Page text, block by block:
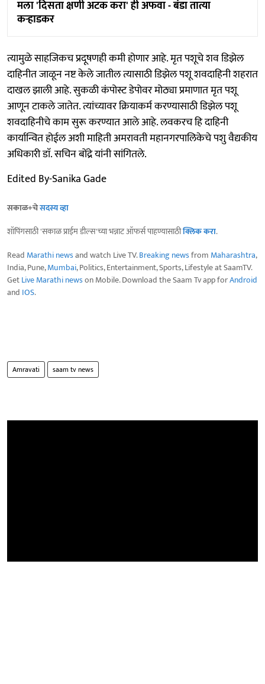
मला 'दिसता क्षणी अटक करा' ही अफवा - बंडा तात्या
कऱ्हाडकर
त्यामुळे साहजिकच प्रदूषणही कमी होणार आहे. मृत पशूचे शव डिझेल
दाहिनीत जाळून नष्ट केले जातील त्यासाठी डिझेल पशू शवदाहिनी शहरात
दाखल झाली आहे. सुकळी कंपोस्ट डेपोवर मोठ्या प्रमाणात मृत पशू
आणून टाकले जातेत. त्यांच्यावर क्रियाकर्म करण्यासाठी डिझेल पशू
शवदाहिनीचे काम सुरू करण्यात आले आहे. लवकरच हि दाहिनी
कार्यान्वित होईल अशी माहिती अमरावती महानगरपालिकेचे पशु वैद्यकीय
अधिकारी डाॅ. सचिन बोंद्रे यांनी सांगितले.
Edited By-Sanika Gade
सकाळ+चेसदस्य व्हा
शॉपिंगसाठी 'सकाळ प्राईम डील्स'च्या भन्नाट ऑफर्स पाहण्यासाठीक्लिक करा.
Read Marathi newsand watch Live TV.Breaking newsfrom Maharashtra,
India, Pune,Mumbai, Politics, Entertainment, Sports, Lifestyle at SaamTV.
GetLive Marathi newson Mobile. Download the Saam Tv app forAndroid
and IOS.
Amravati saam tv news